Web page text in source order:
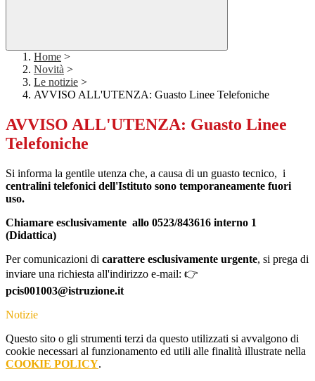
Home >
Novità >
Le notizie >
AVVISO ALL'UTENZA: Guasto Linee Telefoniche
AVVISO ALL'UTENZA: Guasto Linee
Telefoniche
Si informa la gentile utenza che, a causa di un guasto tecnico, i
centralini telefonici dell'Istituto sono temporaneamente fuori
uso.
Chiamare esclusivamente allo 0523/843616 interno 1
(Didattica)
Per comunicazioni di carattere esclusivamente urgente, si prega di
inviare una richiesta all'indirizzo e-mail: 👉
pcis001003@istruzione.it
Notizie
Questo sito o gli strumenti terzi da questo utilizzati si avvalgono di
cookie necessari al funzionamento ed utili alle finalità illustrate nella
COOKIE POLICY.